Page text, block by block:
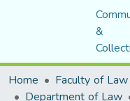
&
Home
Department of Law